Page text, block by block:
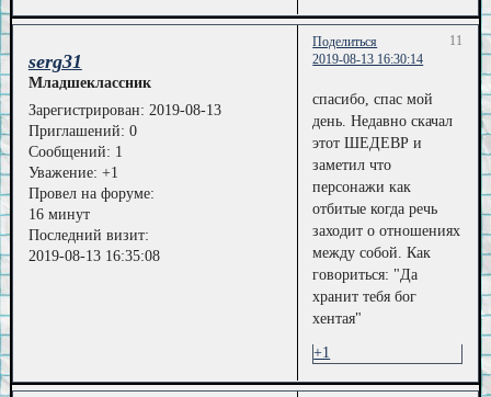
Поделиться
11
2019-08-13 16:30:14
serg31
Младшеклассник
Зарегистрирован: 2019-08-13
Приглашений: 0
Сообщений: 1
Уважение: +1
Провел на форуме:
16 минут
Последний визит:
2019-08-13 16:35:08
спасибо, спас мой
день. Недавно скачал
этот ШЕДЕВР и
заметил что
персонажи как
отбитые когда речь
заходит о отношениях
между собой. Как
говориться: "Да
хранит тебя бог
хентая"
+1